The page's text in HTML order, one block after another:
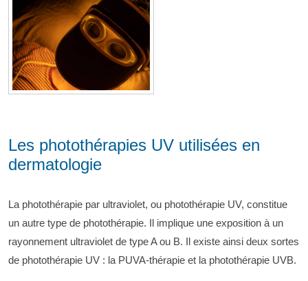
Les photothérapies UV utilisées en
dermatologie
La photothérapie par ultraviolet, ou photothérapie UV, constitue
un autre type de photothérapie. Il implique une exposition à un
rayonnement ultraviolet de type A ou B. Il existe ainsi deux sortes
de photothérapie UV : la PUVA-thérapie et la photothérapie UVB.